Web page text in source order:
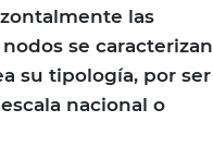
las
se caracterizan
su tipología, por ser
nacional o